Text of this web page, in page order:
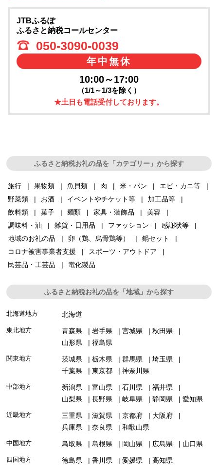
JTBふるぽ
ふるさと納税コールセンター
050-3090-0039
年中無休
10:00～17:00
（1/1～1/3を除く）
★土日も電話受付しております。
ふるさと納税お礼の品を「カテゴリー」から探す
旅行 果物類 魚貝類 肉 米・パン
エビ・カニ等
野菜類
お酒 イベントやチケット等
加工品等
飲料類
菓子 麺類 家具・装飾品
美容
調味料・油
雑貨・日用品 ファッション
感謝状等
地域のお礼の品
卵（鶏、烏骨鶏等）
鍋セット
コロナ被害事業者支援
スポーツ・アウトドア
民芸品・工芸品
電化製品
ふるさと納税お礼の品を「地域」から探す
北海道地方 北海道
東北地方 青森県 岩手県 宮城県
秋田県
山形県
福島県
関東地方 茨城県 栃木県 群馬県
埼玉県
千葉県
東京都 神奈川県
中部地方 新潟県 富山県 石川県
福井県
山梨県
長野県 岐阜県 静岡県 愛知県
近畿地方 三重県 滋賀県 京都府
大阪府
兵庫県
奈良県 和歌山県
中国地方 鳥取県 島根県 岡山県 広島県 山口県
四国地方 徳島県 香川県 愛媛県 高知県